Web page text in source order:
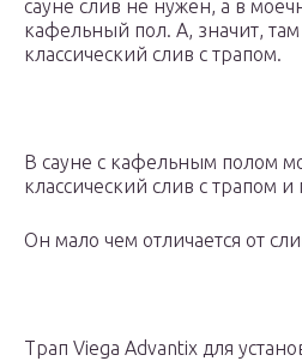
сауне слив не нужен, а в
кафельный пол. А, значит, там
классический слив с трапом.
В сауне с кафельным полом
классический слив с трапом
Он мало чем отличается от
Трап Viega Advantix для